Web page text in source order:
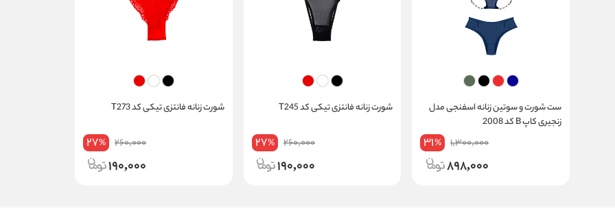
ست شورت و سوتین زنانه اسفنجی مدل
زنجیری کاپ B کد 2008
1,300,000
31%
898,000
شورت زنانه فانتزی تیکی کد T245
260,000
27%
190,000
شورت زنانه فانتزی تیکی کد T273
260,000
27%
190,000